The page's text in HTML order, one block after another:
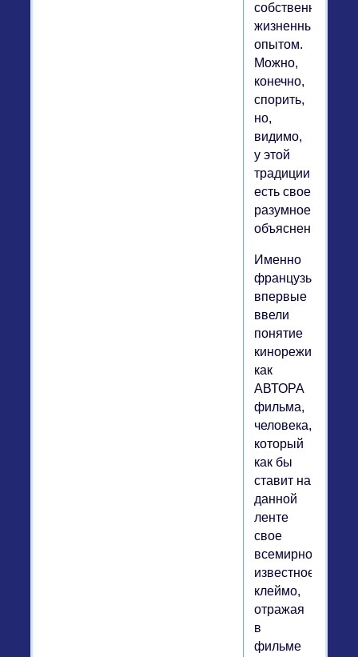
собственным
жизненным
опытом.
Можно,
конечно,
спорить,
но,
видимо,
у этой
традиции
есть свое
разумное
объяснение.
Именно
французы
впервые
ввели
понятие
кинорежиссера
как
АВТОРА
фильма,
человека,
который
как бы
ставит на
данной
ленте
свое
всемирно
известное
клеймо,
отражая
в
фильме